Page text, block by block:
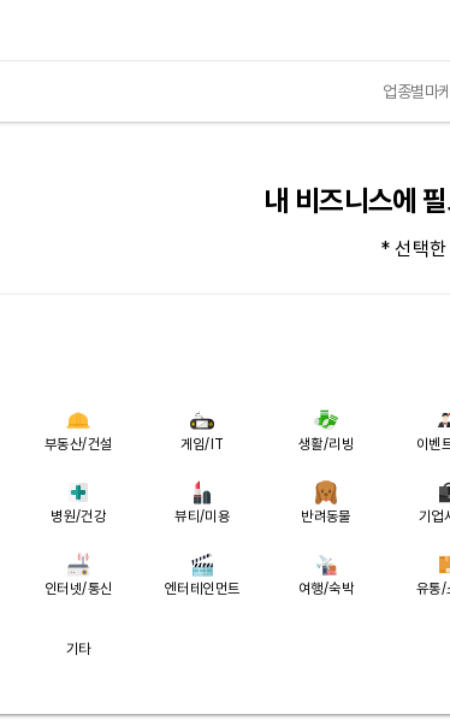
업종별마
내 비즈니스에
* 선택한
부동산/건설 게임/IT 생활/리빙 이벤
병원/건강 뷰티/미용 반려동물 기업
인터넷/통신 엔터테인먼트 여행/숙박 유통/
기타